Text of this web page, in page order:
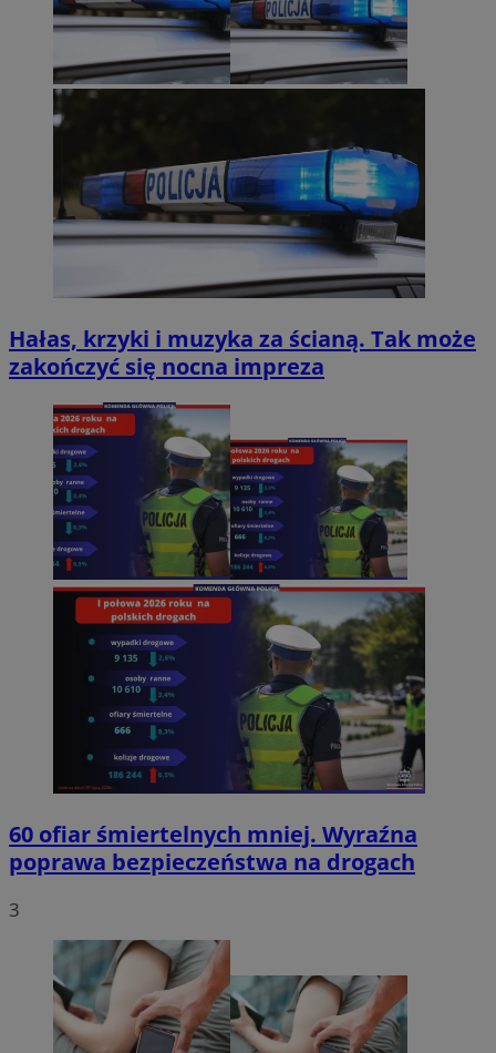
Hałas, krzyki i muzyka za ścianą. Tak może
zakończyć się nocna impreza
60 ofiar śmiertelnych mniej. Wyraźna
poprawa bezpieczeństwa na drogach
3